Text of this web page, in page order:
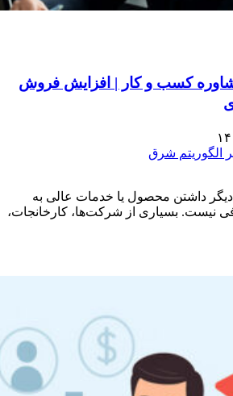
کسب‌ و کار | افزایش فروش
الگوریتم شرق
دیگر داشتن محصول یا خدمات عالی به
نیست. بسیاری از شرکت‌ها، کارخانجات،